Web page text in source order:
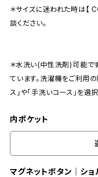
＊サイズに迷われた時は【
談ください。
＊水洗い(中性洗剤)可能で
ています。洗濯機をご利用
ス」や「手洗いコース」を選
内ポケット
マグネットボタン｜シ